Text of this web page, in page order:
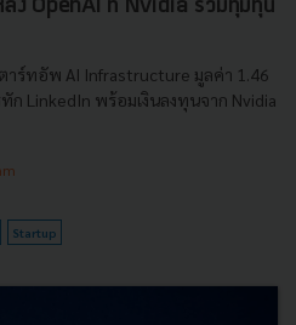
ลัง OpenAI ที่ Nvidia ร่วมทุ่มทุน
ตาร์ทอัพ AI Infrastructure มูลค่า 1.46
LinkedIn พร้อมเงินลงทุนจาก Nvidia
Startup